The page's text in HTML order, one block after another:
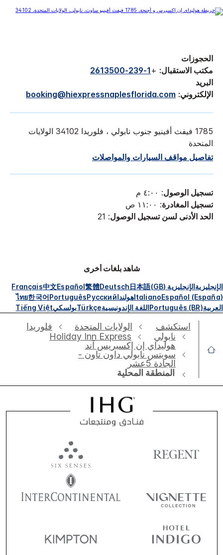
الحجوزات
مكتب الاستقبال: +
1-239-2613500
البريد
الإلكتروني: booking@hiexpressnaplesflorida.com
1785 فيفث أفينيو جنوب نابولي ، فلوريدا 34102 الولايات
المتحدة
تفاصيل مواقف السيارات والمواصلات
تسجيل الوصول: ٤:٠٠ م
تسجيل المغادرة: ١١:٠٠ ص
الحد الأدنى لسن تسجيل الوصول: 21
شاهد بلغات أخرى
الإنجليزيةالإنجليزية (GB) 日本語
Deutsch
繁體
Español
中文
Français
Español (España)
ItalianoهولنداРусский
Português
한국어
ไทย
العربيةPortuguês (BR)اللغة الإندونيسيةTürkçeبولسكيTiếng Việt
استكشف الولايات المتحدة
فلوريدا
نابولي
Holiday Inn Express
هوليداي إن إكسبريس آند
سويتس نابولي داون تاون -
الجادة 5عشر
المنطقة المحلية